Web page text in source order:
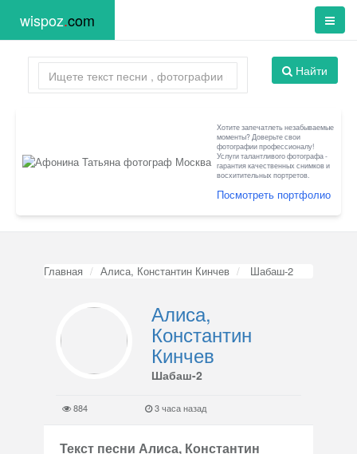
wispoz.com
Найти
Хотите запечатлеть незабываемые
моменты? Доверьте свои
фотографии профессионалу!
Услуги талантливого фотографа -
гарантия качественных снимков и
восхитительных портретов.
Посмотреть портфолио
Главная Алиса, Константин Кинчев Шабаш-2
Алиса,
Константин
Кинчев
Шабаш-2
884 3 часа назад
Текст песни Алиса, Константин